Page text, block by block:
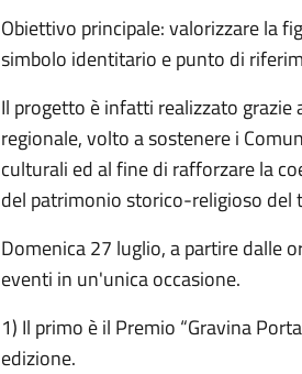
Obiettivo principale: valorizzare la
simbolo identitario e punto di
Il progetto è infatti realizzato
regionale, volto a sostenere i
culturali ed al fine di rafforzare la
del patrimonio storico-religioso del
Domenica 27 luglio, a partire dalle
eventi in un'unica occasione.
1) Il primo è il Premio “Gravina
edizione.